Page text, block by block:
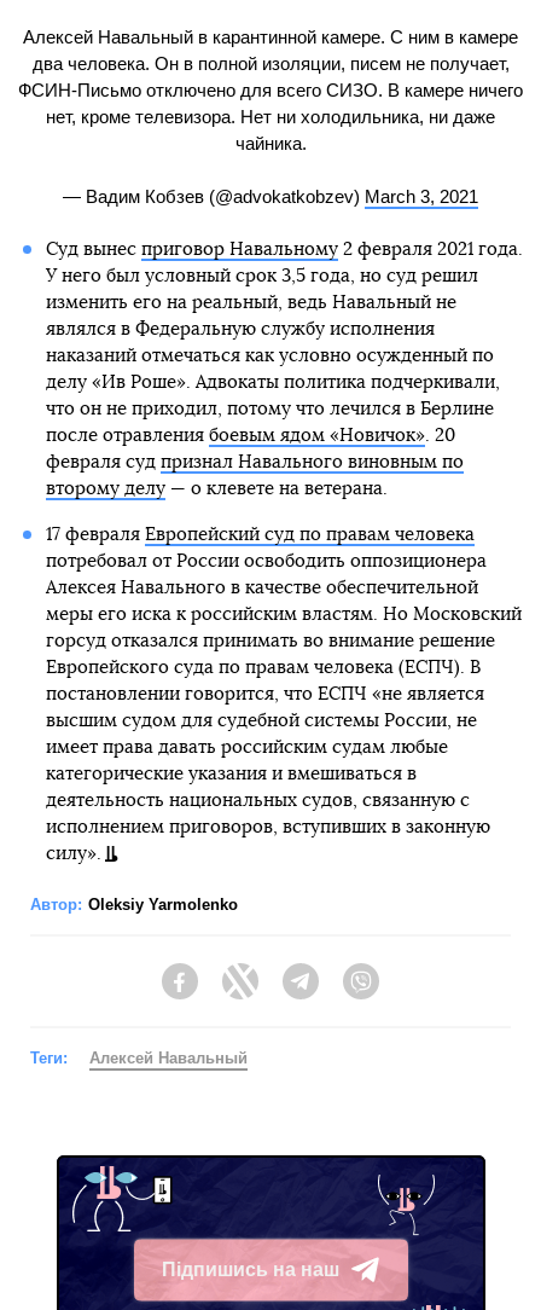
Алексей Навальный в карантинной камере. С ним в камере
два человека. Он в полной изоляции, писем не получает,
ФСИН-Письмо отключено для всего СИЗО. В камере ничего
нет, кроме телевизора. Нет ни холодильника, ни даже
чайника.
— Вадим Кобзев (@advokatkobzev) March 3, 2021
Суд вынес приговор Навальному2 февраля 2021 года.
У него был условный срок 3,5 года, но суд решил
изменить его на реальный, ведь Навальный не
являлся в Федеральную службу исполнения
наказаний отмечаться как условно осужденный по
делу «Ив Роше». Адвокаты политика подчеркивали,
что он не приходил, потому что лечился в Берлине
после отравления боевым ядом «Новичок». 20
февраля суд признал Навального виновным по
второму делу— о клевете на ветерана.
17 февраля Европейский суд по правам человека
потребовал от России освободить оппозиционера
Алексея Навального в качестве обеспечительной
меры его иска к российским властям. Но Московский
горсуд отказался принимать во внимание решение
Европейского суда по правам человека (ЕСПЧ). В
постановлении говорится, что ЕСПЧ «не является
высшим судом для судебной системы России, не
имеет права давать российским судам любые
категорические указания и вмешиваться в
деятельность национальных судов, связанную с
исполнением приговоров, вступивших в законную
силу».
Автор: Oleksiy Yarmolenko
FacebookTwitter Telegram
Теги: Алексей Навальный
Підпишись на наш
Telegram